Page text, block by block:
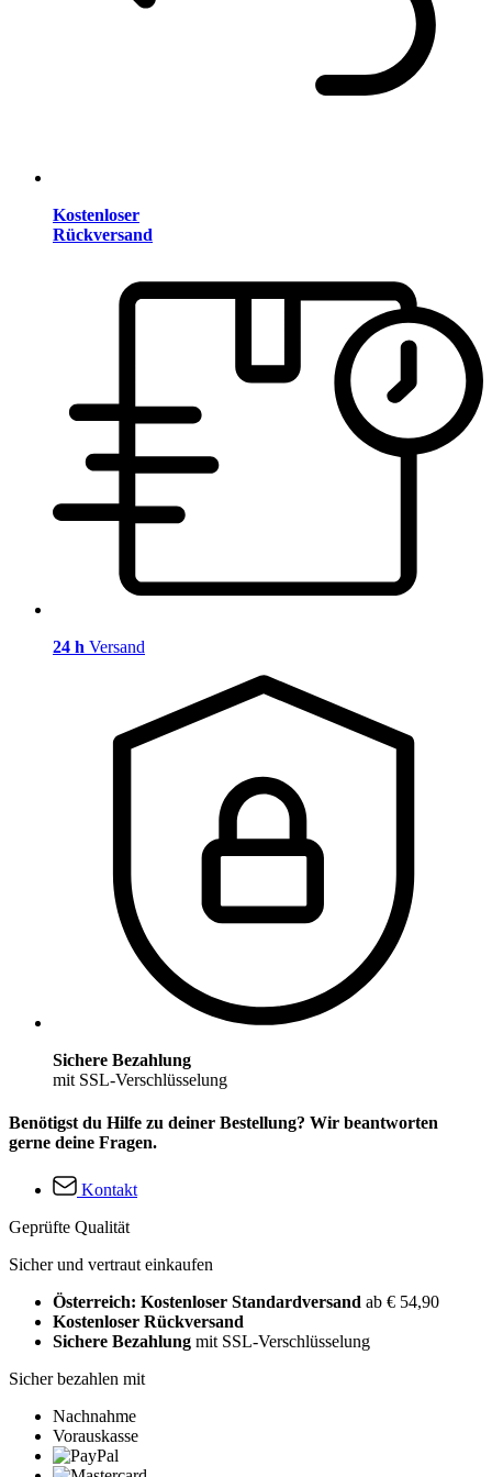
Kostenloser
Rückversand
24 h Versand
Sichere Bezahlung
mit SSL-Verschlüsselung
Benötigst du Hilfe zu deiner Bestellung? Wir beantworten
gerne deine Fragen.
Kontakt
Geprüfte Qualität
Sicher und vertraut einkaufen
Österreich: Kostenloser Standardversand ab € 54,90
Kostenloser Rückversand
Sichere Bezahlung mit SSL-Verschlüsselung
Sicher bezahlen mit
Nachnahme
Vorauskasse